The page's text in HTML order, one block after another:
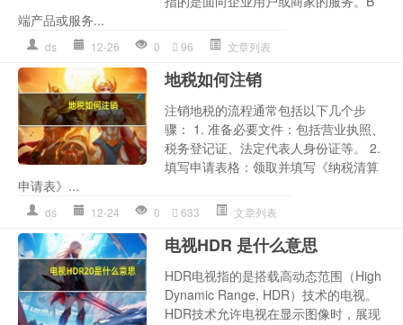
端产品或服务...
ds 12-26 0 96 文章列表
地税如何注销
注销地税的流程通常包括以下几个步
骤： 1. 准备必要文件：包括营业执照、
税务登记证、法定代表人身份证等。 2.
填写申请表格：领取并填写《纳税清算
申请表》...
ds 12-24 0 633 文章列表
电视HDR 是什么意思
HDR电视指的是搭载高动态范围（High
Dynamic Range, HDR）技术的电视。
HDR技术允许电视在显示图像时，展现